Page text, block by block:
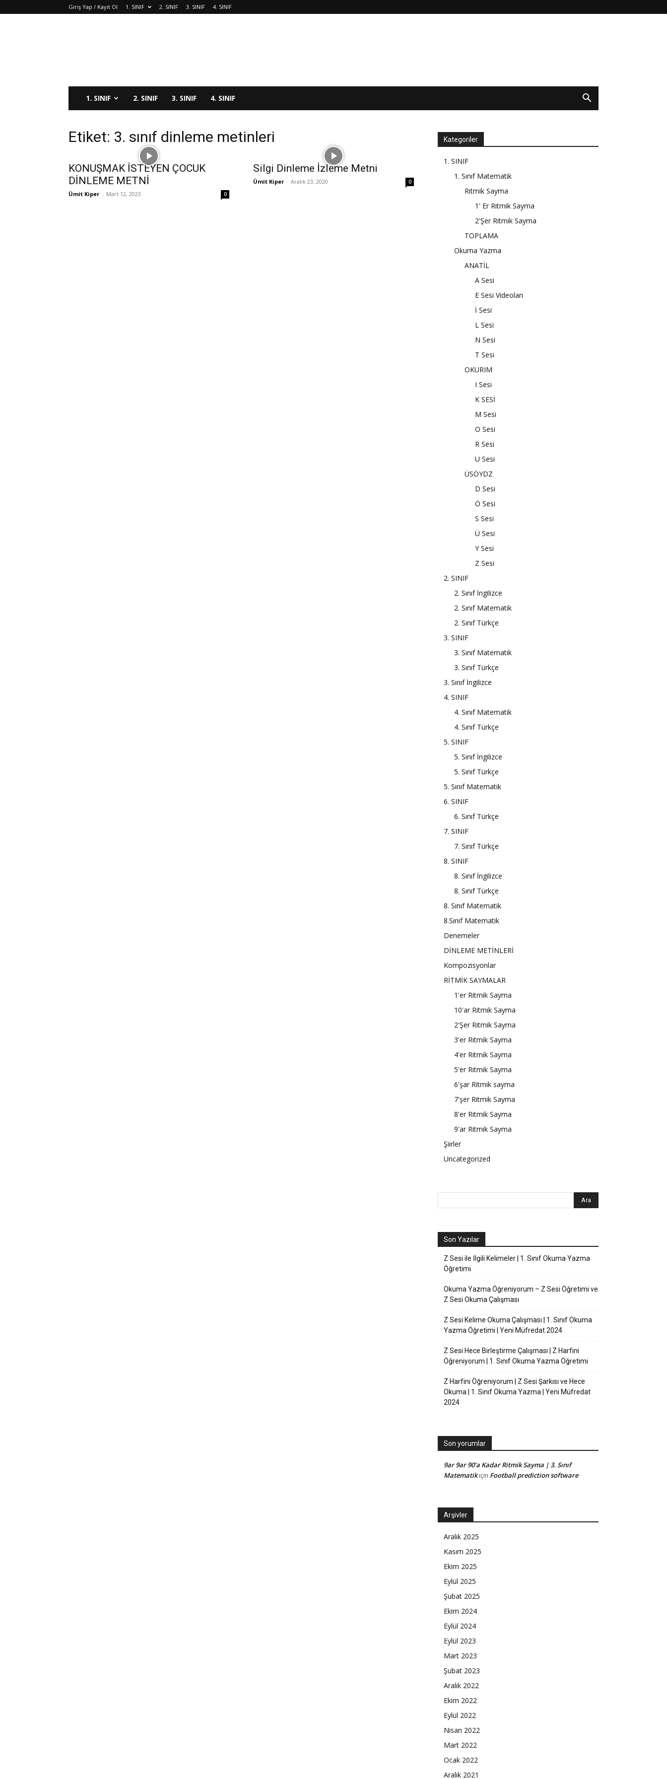
Giriş Yap / Kayıt Ol 1. SINIF 2. SINIF 3. SINIF 4. SINIF
1. SINIF 2. SINIF 3. SINIF 4. SINIF
Etiket: 3. sınıf dinleme metinleri
KONUŞMAK İSTEYEN ÇOCUK
DİNLEME METNİ
Ümit Kiper - Mart 12, 2023 0
Silgi Dinleme İzleme Metni
Ümit Kiper - Aralık 23, 2020 0
Kategoriler
1. SINIF
1. Sınıf Matematik
Ritmik Sayma
1' Er Ritmik Sayma
2'Şer Ritmik Sayma
TOPLAMA
Okuma Yazma
ANATİL
A Sesi
E Sesi Videoları
İ Sesi
L Sesi
N Sesi
T Sesi
OKURIM
I Sesi
K SESİ
M Sesi
O Sesi
R Sesi
U Sesi
ÜSÖYDZ
D Sesi
Ö Sesi
S Sesi
Ü Sesi
Y Sesi
Z Sesi
2. SINIF
2. Sınıf İngilizce
2. Sınıf Matematik
2. Sınıf Türkçe
3. SINIF
3. Sınıf Matematik
3. Sınıf Türkçe
3. Sınıf İngilizce
4. SINIF
4. Sınıf Matematik
4. Sınıf Türkçe
5. SINIF
5. Sınıf İngilizce
5. Sınıf Türkçe
5. Sınıf Matematik
6. SINIF
6. Sınıf Türkçe
7. SINIF
7. Sınıf Türkçe
8. SINIF
8. Sınıf İngilizce
8. Sınıf Türkçe
8. Sınıf Matematik
8.Sınıf Matematik
Denemeler
DİNLEME METİNLERİ
Kompozisyonlar
RİTMİK SAYMALAR
1'er Ritmik Sayma
10'ar Ritmik Sayma
2'Şer Ritmik Sayma
3'er Ritmik Sayma
4'er Ritmik Sayma
5'er Ritmik Sayma
6'şar Ritmik sayma
7'şer Ritmik Sayma
8'er Ritmik Sayma
9'ar Ritmik Sayma
Şiirler
Uncategorized
Son Yazılar
Z Sesi ile İlgili Kelimeler | 1. Sınıf Okuma Yazma
Öğretimi
Okuma Yazma Öğreniyorum – Z Sesi Öğretimi ve
Z Sesi Okuma Çalışması
Z Sesi Kelime Okuma Çalışması | 1. Sınıf Okuma
Yazma Öğretimi | Yeni Müfredat 2024
Z Sesi Hece Birleştirme Çalışması | Z Harfini
Öğreniyorum | 1. Sınıf Okuma Yazma Öğretimi
Z Harfini Öğreniyorum | Z Sesi Şarkısı ve Hece
Okuma | 1. Sınıf Okuma Yazma | Yeni Müfredat
2024
Son yorumlar
9ar 9ar 90’a Kadar Ritmik Sayma | 3. Sınıf
Matematikiçin Football prediction software
Arşivler
Aralık 2025
Kasım 2025
Ekim 2025
Eylül 2025
Şubat 2025
Ekim 2024
Eylül 2024
Eylül 2023
Mart 2023
Şubat 2023
Aralık 2022
Ekim 2022
Eylül 2022
Nisan 2022
Mart 2022
Ocak 2022
Aralık 2021